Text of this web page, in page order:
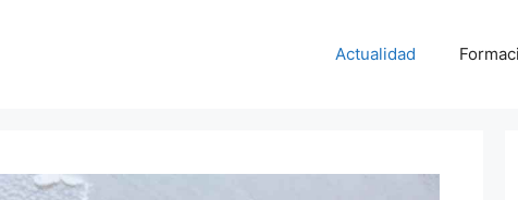
Actualidad